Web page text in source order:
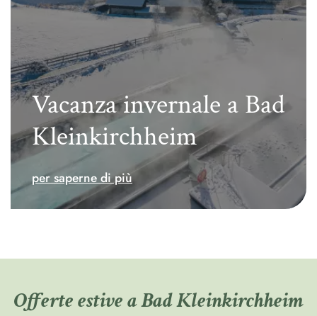
Vacanza invernale a Bad
Kleinkirchheim
per saperne di più
Offerte estive a Bad Kleinkirchheim